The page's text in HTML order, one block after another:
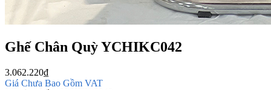
Ghế Chân Quỳ YCHIKC042
3.062.220₫
Giá Chưa Bao Gồm VAT